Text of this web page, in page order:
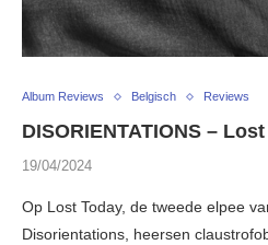
Album Reviews Belgisch Reviews
DISORIENTATIONS –
19/04/2024
Op Lost Today, de tweede elpee
Disorientations, heersen